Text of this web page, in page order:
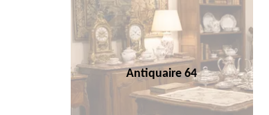
Antiquaire 64